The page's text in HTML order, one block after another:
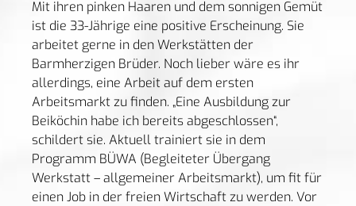
Mit ihren pinken Haaren und dem sonnigen Gemüt
ist die 33-Jährige eine positive Erscheinung. Sie
arbeitet gerne in den Werkstätten der
Barmherzigen Brüder. Noch lieber wäre es ihr
allerdings, eine Arbeit auf dem ersten
Arbeitsmarkt zu finden. „Eine Ausbildung zur
Beiköchin habe ich bereits abgeschlossen“,
schildert sie. Aktuell trainiert sie in dem
Programm BÜWA (Begleiteter Übergang
Werkstatt – allgemeiner Arbeitsmarkt), um fit für
einen Job in der freien Wirtschaft zu werden. Vor